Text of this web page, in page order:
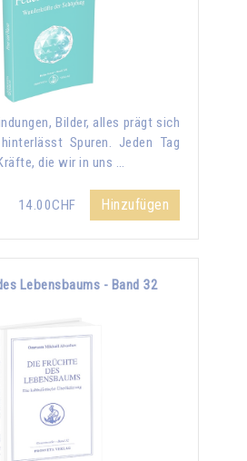
Bilder, alles prägt sich
Spuren. Jeden Tag
die wir in uns …
14.00CHF Hinzufügen
Lebensbaums - Band 32